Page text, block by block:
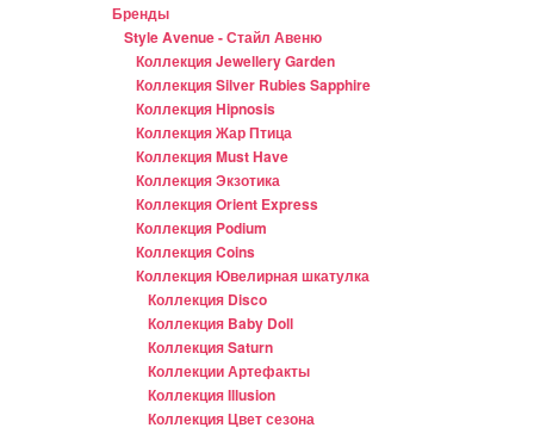
Бренды
Style Avenue - Стайл Авеню
Коллекция Jewellery Garden
Коллекция Silver Rubies Sapphire
Коллекция Hipnosis
Коллекция Жар Птица
Коллекция Must Have
Коллекция Экзотика
Коллекция Orient Express
Коллекция Podium
Коллекция Coins
Коллекция Ювелирная шкатулка
Коллекция Disco
Коллекция Baby Doll
Коллекция Saturn
Коллекции Артефакты
Коллекция Illusion
Коллекция Цвет сезона